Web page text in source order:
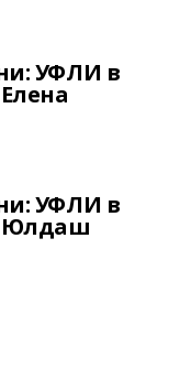
УФЛИ в
УФЛИ в
Юлдаш